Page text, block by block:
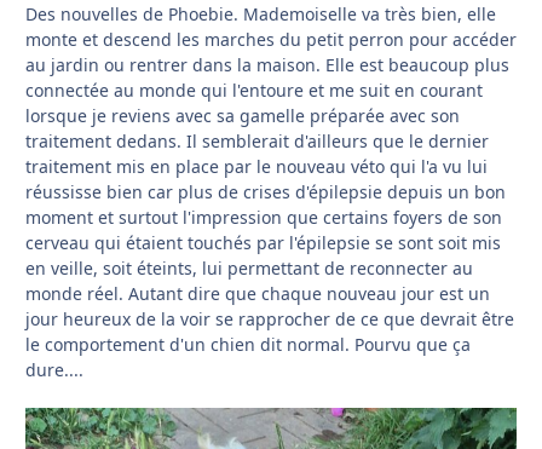
Des nouvelles de Phoebie. Mademoiselle va très bien, elle
monte et descend les marches du petit perron pour accéder
au jardin ou rentrer dans la maison. Elle est beaucoup plus
connectée au monde qui l'entoure et me suit en courant
lorsque je reviens avec sa gamelle préparée avec son
traitement dedans. Il semblerait d'ailleurs que le dernier
traitement mis en place par le nouveau véto qui l'a vu lui
réussisse bien car plus de crises d'épilepsie depuis un bon
moment et surtout l'impression que certains foyers de son
cerveau qui étaient touchés par l'épilepsie se sont soit mis
en veille, soit éteints, lui permettant de reconnecter au
monde réel. Autant dire que chaque nouveau jour est un
jour heureux de la voir se rapprocher de ce que devrait être
le comportement d'un chien dit normal. Pourvu que ça
dure....